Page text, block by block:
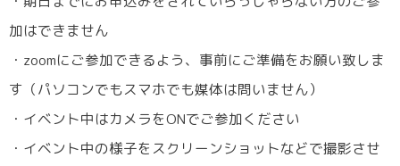
加はできません
・zoomにご参加できるよう、事前にご準備をお願い致しま
す（パソコンでもスマホでも媒体は問いません）
・イベント中はカメラをONでご参加ください
・イベント中の様子をスクリーンショットなどで撮影させ